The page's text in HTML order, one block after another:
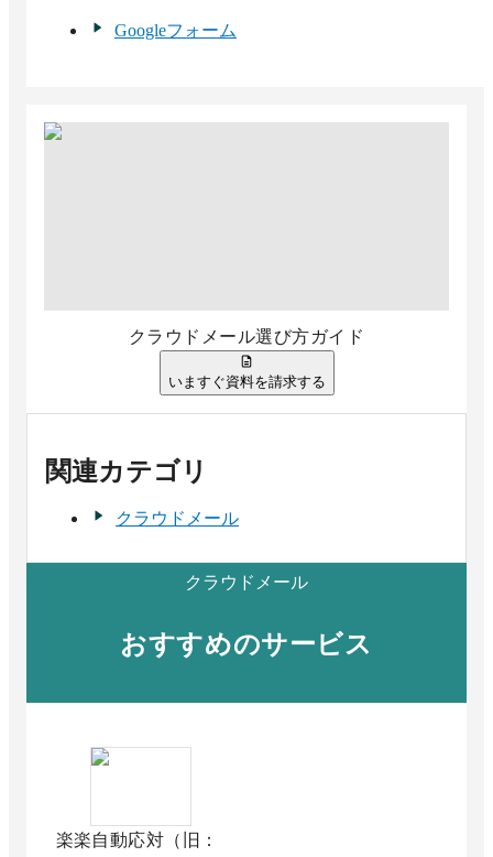
Googleフォーム
クラウドメール選び方ガイド
いますぐ資料を請求する
関連カテゴリ
クラウドメール
クラウドメール
おすすめのサービス
楽楽自動応対（旧：